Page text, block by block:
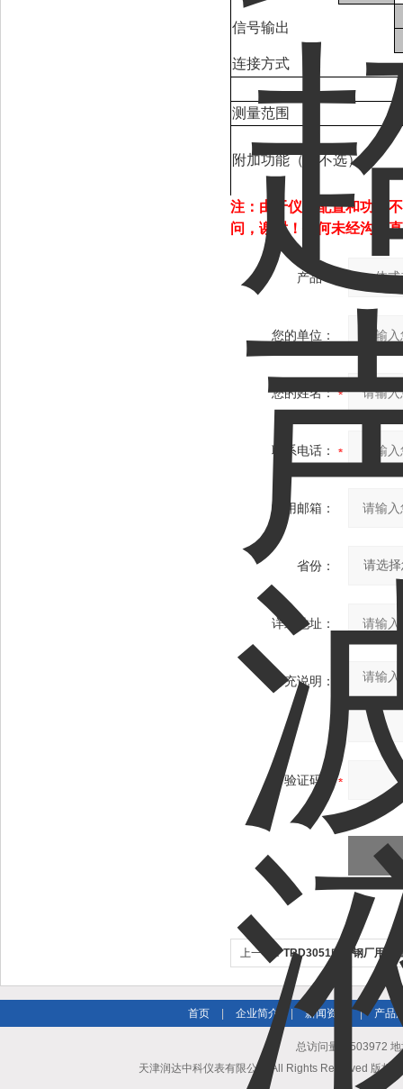
信号输出
连接方式
测量范围
附加功能（可不选）
注：由于仪表配置和功能
问，谢谢！
任何未经沟通
产品：
您的单位：
您的姓名：
联系电话：
常用邮箱：
省份：
详细地址：
补充说明：
验证码：
上一个：TRD3051电厂钢厂用差
首页 企业简介 | 新闻资讯 | 产品
总访问量：503972
天津润达中科仪表有限公司 All Rights Reserved 版权